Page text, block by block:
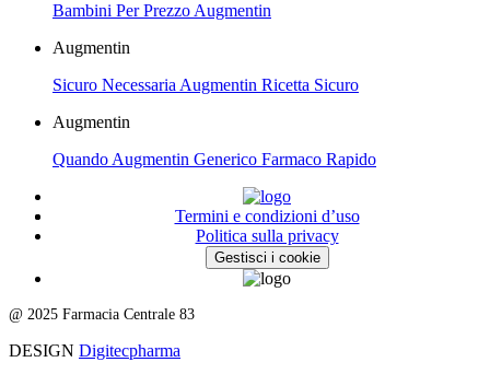
Bambini Per Prezzo Augmentin
Augmentin
Sicuro Necessaria Augmentin Ricetta Sicuro
Augmentin
Quando Augmentin Generico Farmaco Rapido
Termini e condizioni d’uso
Politica sulla privacy
Gestisci i cookie
@ 2025 Farmacia Centrale 83
DESIGN Digitecpharma